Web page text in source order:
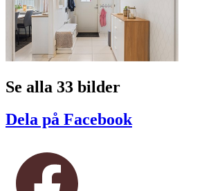
Se alla 33 bilder
Dela på Facebook